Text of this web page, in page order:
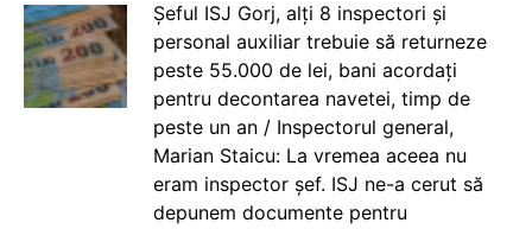
Șeful ISJ Gorj, alți 8 inspectori și
personal auxiliar trebuie să returneze
peste 55.000 de lei, bani acordați
pentru decontarea navetei, timp de
peste un an / Inspectorul general,
Marian Staicu: La vremea aceea nu
eram inspector șef. ISJ ne-a cerut să
depunem documente pentru